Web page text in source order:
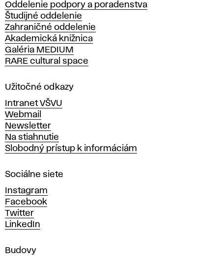
o
k
á
š
k
o
a
ý
t
v
a
r
ý
c
h
u
m
e
í
Oddelenie podpory a poradenstva
Študijné oddelenie
Zahraničné oddelenie
Akademická knižnica
Galéria MEDIUM
RARE cultural space
Užitočné odkazy
Intranet VŠVU
Webmail
Newsletter
Na stiahnutie
Slobodný prístup k informáciám
Sociálne siete
Instagram
Facebook
Twitter
LinkedIn
Budovy